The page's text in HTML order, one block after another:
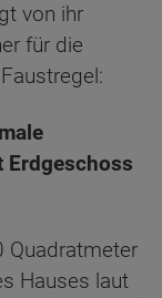
von ihr
für die
Erdgeschoss
Quadratmeter
Hauses laut